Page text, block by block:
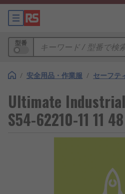
型番
/ 安全用品・作業服 / セーフテ
Ultimate
S54-62210-11 11 48